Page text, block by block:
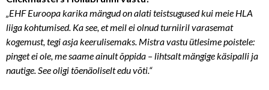
„EHF Euroopa karika mängud on alati teistsugused kui meie HLA
liiga kohtumised. Ka see, et meil ei olnud turniiril varasemat
kogemust, tegi asja keerulisemaks. Mistra vastu ütlesime poistele:
pinget ei ole, me saame ainult õppida – lihtsalt mängige käsipalli ja
nautige. See oligi tõenäoliselt edu võti.“